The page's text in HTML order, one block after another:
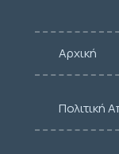
Αρχική
Πολιτική